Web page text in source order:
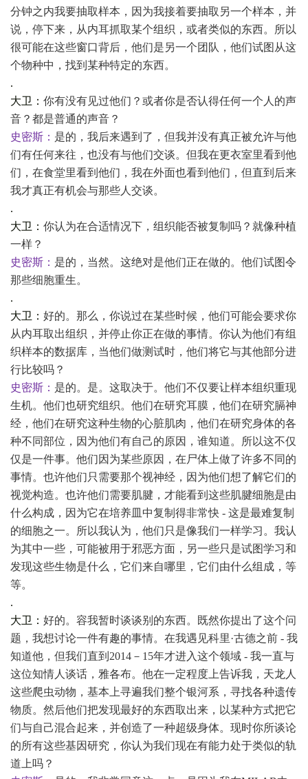
分钟之内我要抽取样本，因为我接着要抽取另一个样本，并
说，停下来，从内耳抓取某个组织，或者类似的东西。所以
很可能在这些窗口背后，他们是另一个团队，他们试图从这
个物种中，找到某种特定的东西。
.
大卫： 你有没有见过他们？或者你是否认得任何一个人的声
音？都是普通的声音？
史密斯： 是的，我后来遇到了，但我并没有真正被允许与他
们有任何来往，也没有与他们交谈。但我在更衣室里看到他
们，在食堂里看到他们，我在外面也看到他们，但直到后来
我才真正有机会与那些人交谈。
.
大卫： 你认为在合适情况下，组织能否被复制吗？就像种植
一样？
史密斯： 是的，当然。这绝对是他们正在做的。他们试图令
那些细胞重生。
.
大卫： 好的。那么，你说过在某些时候，他们可能会要求你
从内耳取出组织，并停止你正在做的事情。你认为他们有组
织样本的数据库，当他们做测试时，他们将它与其他部分进
行比较吗？
史密斯： 是的。是。这取决于。他们不仅要让样本组织重现
生机。他们也研究组织。他们在研究耳膜，他们在研究膈神
经，他们在研究这种生物的心脏肌肉，他们在研究身体的各
种不同部位，因为他们有自己的原因，谁知道。所以这不仅
仅是一件事。他们因为某些原因，在尸体上做了许多不同的
事情。也许他们只需要那个视神经，因为他们想了解它们的
视觉构造。也许他们需要肌腱，才能看到这些肌腱细胞是由
什么构成，因为它在培养皿中复制得非常快 - 这是最难复制
的细胞之一。所以我认为，他们只是像我们一样学习。我认
为其中一些，可能被用于邪恶方面，另一些只是试图学习和
发现这些生物是什么，它们来自哪里，它们由什么组成，等
等。
.
大卫： 好的。容我暂时谈谈别的东西。既然你提出了这个问
题，我想讨论一件有趣的事情。在我遇见科里·古德之前 - 我
知道他，但我们直到2014－15年才进入这个领域 - 我一直与
这位知情人谈话，雅各布。他在一定程度上告诉我，天龙人
这些爬虫动物，基本上寻遍我们整个银河系，寻找各种遗传
物质。然后他们把发现最好的东西取出来，以某种方式把它
们与自己混合起来，并创造了一种超级身体。现时你所谈论
的所有这些基因研究，你认为我们现在有能力处于类似的轨
道上吗？